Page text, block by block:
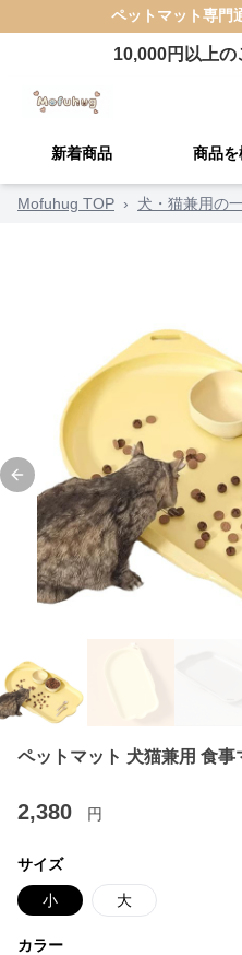
ペットマット専門
10,000円以上の
新着商品 商品を
Mofuhug TOP › 犬・猫兼用の
Previous slide
ペットマット 犬猫兼用 食事
2,380 円
サイズ
小 大
カラー